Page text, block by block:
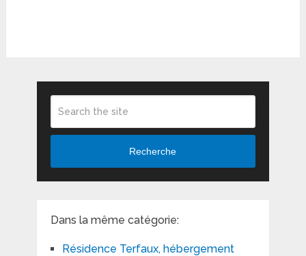
Recherche
Dans la même catégorie:
Résidence Terfaux, hébergement